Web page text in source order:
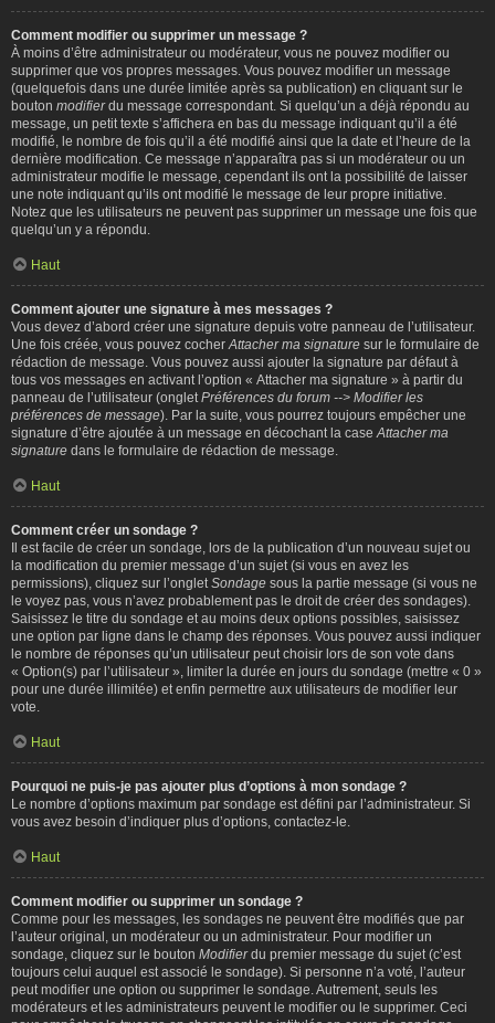
Comment modifier ou supprimer un message ?
À moins d’être administrateur ou modérateur, vous ne pouvez modifier ou
supprimer que vos propres messages. Vous pouvez modifier un message
(quelquefois dans une durée limitée après sa publication) en cliquant sur le
bouton modifierdu message correspondant. Si quelqu’un a déjà répondu au
message, un petit texte s’affichera en bas du message indiquant qu’il a été
modifié, le nombre de fois qu’il a été modifié ainsi que la date et l’heure de la
dernière modification. Ce message n’apparaîtra pas si un modérateur ou un
administrateur modifie le message, cependant ils ont la possibilité de laisser
une note indiquant qu’ils ont modifié le message de leur propre initiative.
Notez que les utilisateurs ne peuvent pas supprimer un message une fois que
quelqu’un y a répondu.
Haut
Comment ajouter une signature à mes messages ?
Vous devez d’abord créer une signature depuis votre panneau de l’utilisateur.
Une fois créée, vous pouvez cocher Attacher ma signature sur le formulaire de
rédaction de message. Vous pouvez aussi ajouter la signature par défaut à
tous vos messages en activant l’option « Attacher ma signature » à partir du
panneau de l’utilisateur (onglet Préférences du forum --> Modifier les
préférences de message). Par la suite, vous pourrez toujours empêcher une
signature d’être ajoutée à un message en décochant la case Attacher ma
signature dans le formulaire de rédaction de message.
Haut
Comment créer un sondage ?
Il est facile de créer un sondage, lors de la publication d’un nouveau sujet ou
la modification du premier message d’un sujet (si vous en avez les
permissions), cliquez sur l’onglet Sondage sous la partie message (si vous ne
le voyez pas, vous n’avez probablement pas le droit de créer des sondages).
Saisissez le titre du sondage et au moins deux options possibles, saisissez
une option par ligne dans le champ des réponses. Vous pouvez aussi indiquer
le nombre de réponses qu’un utilisateur peut choisir lors de son vote dans
« Option(s) par l’utilisateur », limiter la durée en jours du sondage (mettre « 0 »
pour une durée illimitée) et enfin permettre aux utilisateurs de modifier leur
vote.
Haut
Pourquoi ne puis-je pas ajouter plus d’options à mon sondage ?
Le nombre d’options maximum par sondage est défini par l’administrateur. Si
vous avez besoin d’indiquer plus d’options, contactez-le.
Haut
Comment modifier ou supprimer un sondage ?
Comme pour les messages, les sondages ne peuvent être modifiés que par
l’auteur original, un modérateur ou un administrateur. Pour modifier un
sondage, cliquez sur le bouton Modifierdu premier message du sujet (c’est
toujours celui auquel est associé le sondage). Si personne n’a voté, l’auteur
peut modifier une option ou supprimer le sondage. Autrement, seuls les
modérateurs et les administrateurs peuvent le modifier ou le supprimer. Ceci